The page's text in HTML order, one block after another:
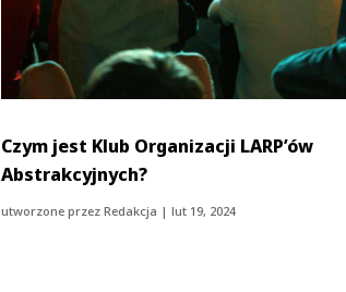
Czym jest Klub Organizacji LARP’ów
Abstrakcyjnych?
utworzone przezRedakcja |lut 19, 2024